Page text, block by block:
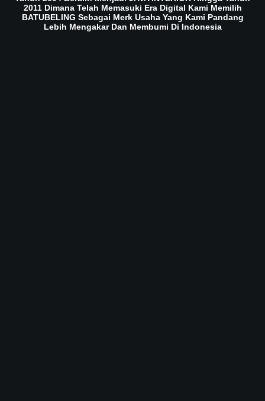
2011 Dimana Telah Memasuki Era Digital Kami Memilih
BATUBELING Sebagai Merk Usaha Yang Kami Pandang
Lebih Mengakar Dan Membumi Di Indonesia